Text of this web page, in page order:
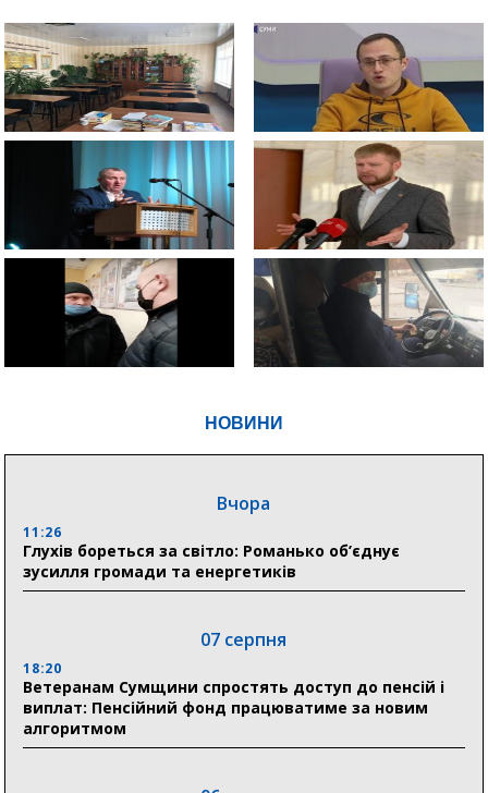
НОВИНИ
Вчора
11:26
Глухів бореться за світло: Романько об’єднує
зусилля громади та енергетиків
07 серпня
18:20
Ветеранам Сумщини спростять доступ до пенсій і
виплат: Пенсійний фонд працюватиме за новим
алгоритмом